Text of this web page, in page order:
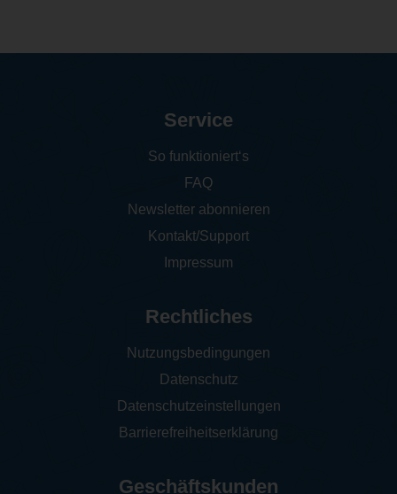
Service
So funktioniert‘s
FAQ
Newsletter abonnieren
Kontakt/Support
Impressum
Rechtliches
Nutzungsbedingungen
Datenschutz
Datenschutzeinstellungen
Barrierefreiheitserklärung
Geschäftskunden